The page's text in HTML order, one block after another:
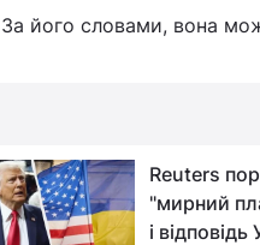
його словами, вона
Reuters
"мирний
і відповідь